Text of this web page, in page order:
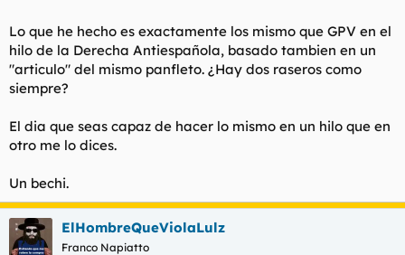
cosa, lo que Hammer quiere lograr es que te pongas a discutir
sobre si Franco designó al Rey o no, pero que asimiles y des
por hecho que los del Público son unos empanaos que se
acaban de enterar de una noticia que ocurrió hace 40 años, lo
cual no es cierto.
Y no, no soy sociata Hammer, tú lo sabes. Pero nunca hay que
mentir, hay que defender las ideas de uno honrosamente,
nunca utilizando la mentira. El dia que consigas eso empezaré
Lo que he hecho es exactamente los mismo que GPV en el
hilo de la Derecha Antiespañola, basado tambien en un
"articulo" del mismo panfleto. ¿Hay dos raseros como
siempre?
El dia que seas capaz de hacer lo mismo en un hilo que en
otro me lo dices.
Un bechi.
ElHombreQueViolaLulz
Franco Napiatto